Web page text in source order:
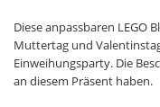
Diese anpassbaren LEGO
Muttertag und
Einweihungsparty. Die
an diesem Präsent haben.